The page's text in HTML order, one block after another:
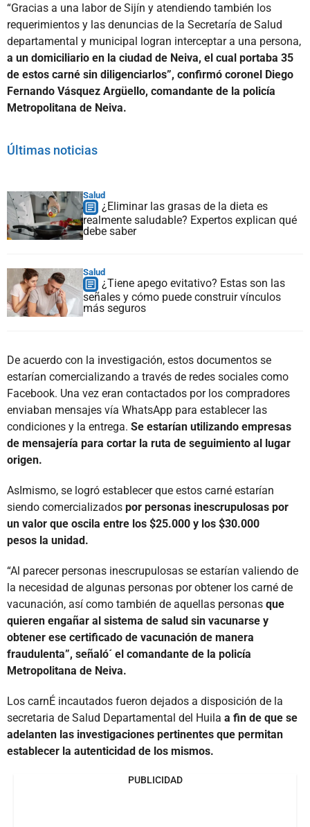
“Gracias a una labor de Sijín y atendiendo también los
requerimientos y las denuncias de la Secretaría de Salud
departamental y municipal logran interceptar a una persona,
a un domiciliario en la ciudad de Neiva, el cual portaba 35
de estos carné sin diligenciarlos”, confirmó coronel Diego
Fernando Vásquez Argüello, comandante de la policía
Metropolitana de Neiva.
Últimas noticias
Salud
¿Eliminar las grasas de la dieta es
realmente saludable? Expertos explican qué
debe saber
Salud
¿Tiene apego evitativo? Estas son las
señales y cómo puede construir vínculos
más seguros
De acuerdo con la investigación, estos documentos se
estarían comercializando a través de redes sociales como
Facebook. Una vez eran contactados por los compradores
enviaban mensajes vía WhatsApp para establecer las
condiciones y la entrega. Se estarían utilizando empresas
de mensajería para cortar la ruta de seguimiento al lugar
origen.
AsImismo, se logró establecer que estos carné estarían
siendo comercializados por personas inescrupulosas por
un valor que oscila entre los $25.000 y los $30.000
pesos la unidad.
“Al parecer personas inescrupulosas se estarían valiendo de
la necesidad de algunas personas por obtener los carné de
vacunación, así como también de aquellas personas que
quieren engañar al sistema de salud sin vacunarse y
obtener ese certificado de vacunación de manera
fraudulenta”, señaló´ el comandante de la policía
Metropolitana de Neiva.
Los carnÉ incautados fueron dejados a disposición de la
secretaria de Salud Departamental del Huila a fin de que se
adelanten las investigaciones pertinentes que permitan
establecer la autenticidad de los mismos.
PUBLICIDAD